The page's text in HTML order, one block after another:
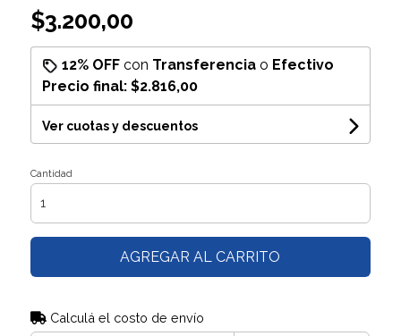
$3.200,00
12% OFFcon Transferenciao Efectivo
Precio final: $2.816,00
Ver cuotas y descuentos
Cantidad
AGREGAR AL CARRITO
Calculá el costo de envío